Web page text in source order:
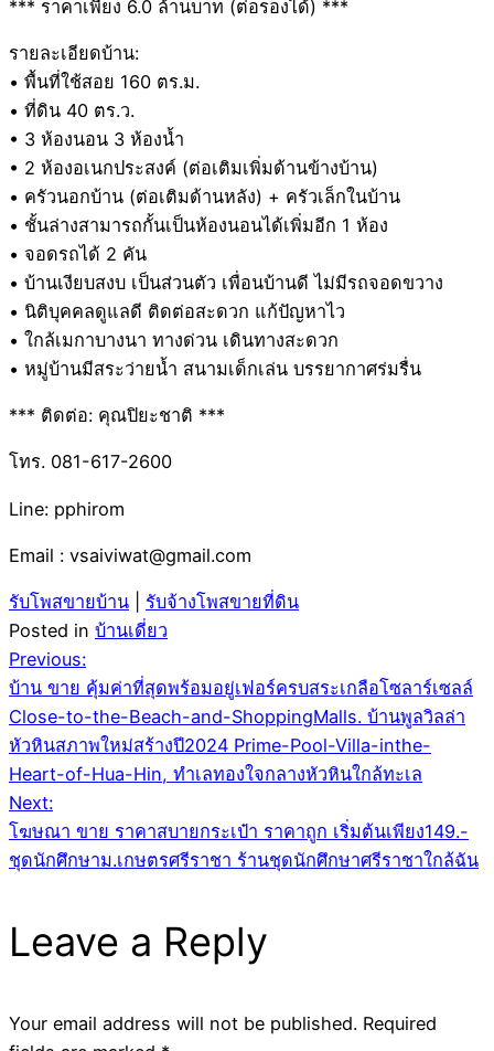
*** ราคาเพียง 6.0 ล้านบาท (ต่อรองได้) ***
รายละเอียดบ้าน:
• พื้นที่ใช้สอย 160 ตร.ม.
• ที่ดิน 40 ตร.ว.
• 3 ห้องนอน 3 ห้องน้ำ
• 2 ห้องอเนกประสงค์ (ต่อเติมเพิ่มด้านข้างบ้าน)
• ครัวนอกบ้าน (ต่อเติมด้านหลัง) + ครัวเล็กในบ้าน
• ชั้นล่างสามารถกั้นเป็นห้องนอนได้เพิ่มอีก 1 ห้อง
• จอดรถได้ 2 คัน
• บ้านเงียบสงบ เป็นส่วนตัว เพื่อนบ้านดี ไม่มีรถจอดขวาง
• นิติบุคคลดูแลดี ติดต่อสะดวก แก้ปัญหาไว
• ใกล้เมกาบางนา ทางด่วน เดินทางสะดวก
• หมู่บ้านมีสระว่ายน้ำ สนามเด็กเล่น บรรยากาศร่มรื่น
*** ติดต่อ: คุณปิยะชาติ ***
โทร. 081-617-2600
Line: pphirom
Email : vsaiviwat@gmail.com
รับโพสขายบ้าน
รับจ้างโพสขายที่ดิน
Posted in บ้านเดี่ยว
Post
navigation
Previous:
บ้าน ขาย คุ้มค่าที่สุดพร้อมอยู่เฟอร์ครบสระเกลือโซลาร์เซลล์
Close-to-the-Beach-and-ShoppingMalls. บ้านพูลวิลล่า
หัวหินสภาพใหม่สร้างปี2024 Prime-Pool-Villa-inthe-
Heart-of-Hua-Hin, ทำเลทองใจกลางหัวหินใกล้ทะเล
Next:
โฆษณา ขาย ราคาสบายกระเป๋า ราคาถูก เริ่มต้นเพียง149.-
ชุดนักศึกษาม.เกษตรศรีราชา ร้านชุดนักศึกษาศรีราชาใกล้ฉัน
Leave a Reply
Your email address will not be published. Required